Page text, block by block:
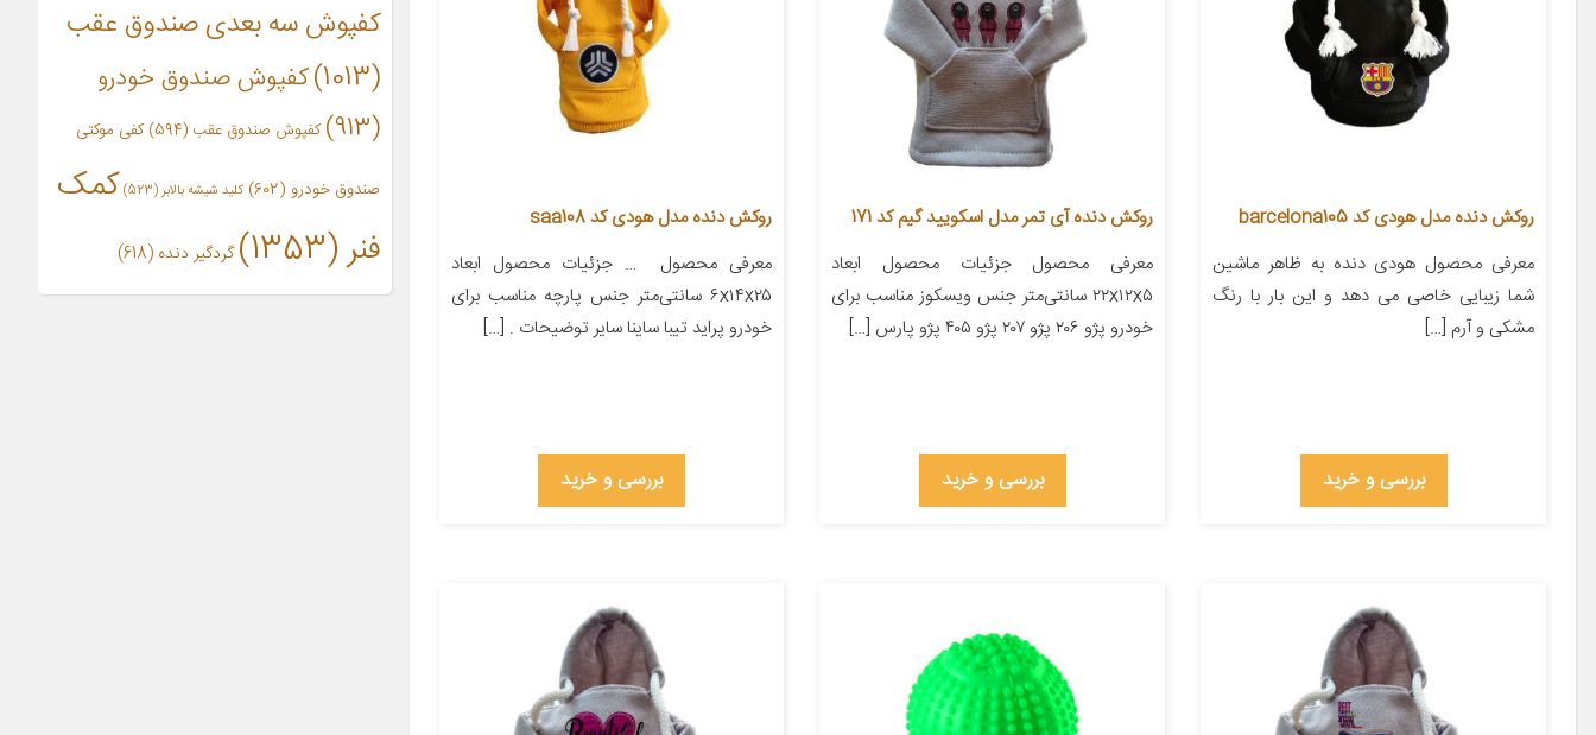
روکش دنده مدل هودی کد barcelona105
معرفی محصول هودی دنده به ظاهر ماشین
شما زیبایی خاصی می دهد و این بار با رنگ
مشکی و آرم […]
بررسی و خرید
روکش دنده آی تمر مدل اسکویید گیم کد 171
معرفی محصول جزئیات محصول ابعاد
۲۲x۱۲x۵ سانتی‌متر جنس ویسکوز مناسب برای
خودرو پژو ۲۰۶ پژو ۲۰۷ پژو ۴۰۵ پژو پارس […]
بررسی و خرید
روکش دنده مدل هودی کد saa108
معرفی محصول ‌‌‌‌‌‌‌‌‌‌‌‌‌‌‌‌‌‌‌‌‌‌‌‌‌‌‌‌‌‌‌‌‌‌‌‌‌‌‌‌‌‌‌‌‌‌‌‌‌‌‌‌‌‌‌‌‌‌‌‌‌‌‌‌‌‌‌‌‌‌‌‌‌‌‌‌‌‌‌‌‌‌‌‌‌‌‌‌‌‌‌‌‌‌‌‌‌‌‌‌‌‌‌‌‌‌‌‌‌‌‌‌‌‌‌‌‌‌‌‌‌‌‌‌‌‌‌‌‌‌‌‌‌‌‌‌‌‌‌‌‌‌‌‌‌‌‌‌‌‌ … جزئیات محصول ابعاد
۶x۱۴x۲۵ سانتی‌متر جنس پارچه مناسب برای
خودرو پراید تیبا ساینا سایر توضیحات . […]
بررسی و خرید
کفپوش سه بعدی صندوق عقب
(1013)
کفپوش صندوق خودرو
(913)
کفپوش صندوق عقب (594) کفی موکتی
صندوق خودرو (602) کلید شیشه بالابر(523)
کمک
فنر(1353) گردگیر دنده (618)